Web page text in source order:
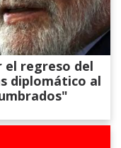
el regreso del
diplomático al